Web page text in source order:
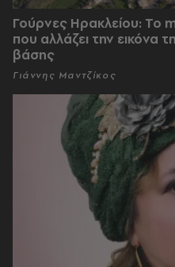
Γούρνες Ηρακλείου: To
που αλλάζει την εικόνα
βάσης
Γιάννης Μαντζίκος